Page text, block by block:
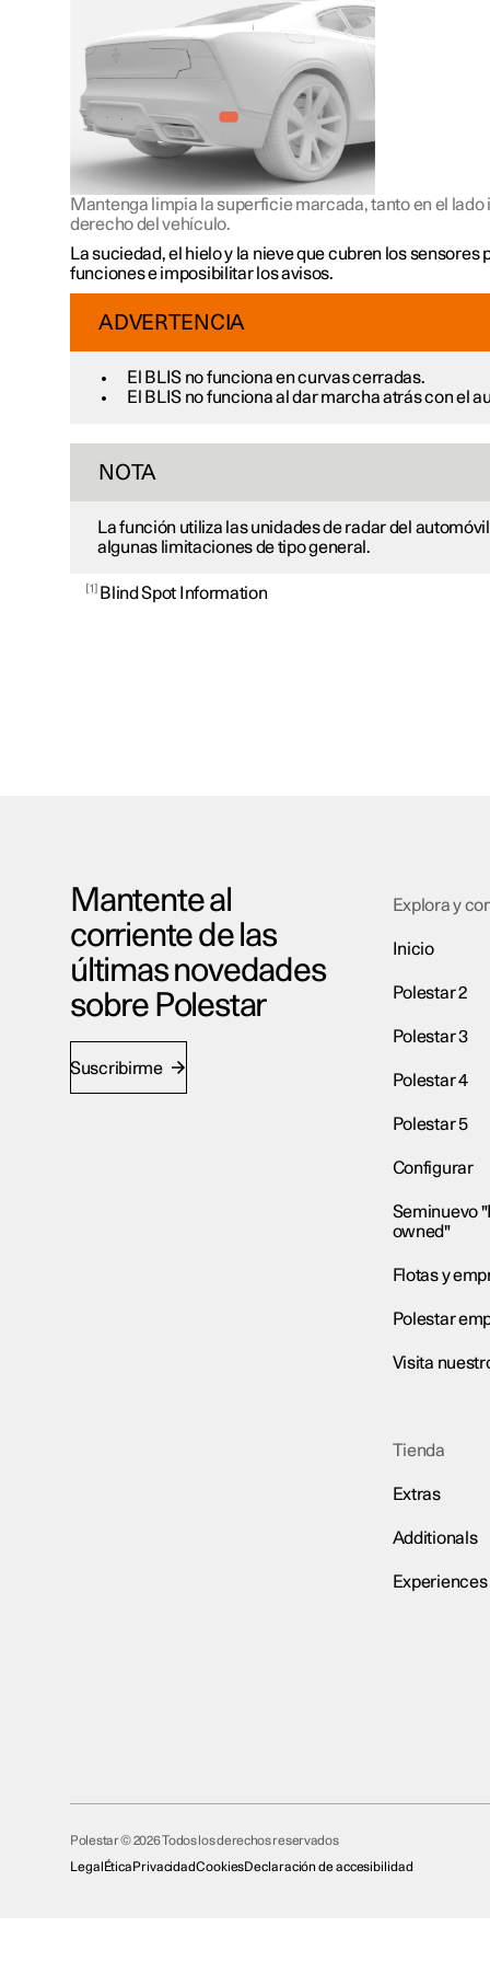
Mantenga limpia la superficie marcada, tanto en el lado
derecho del vehículo.
La suciedad, el hielo y la nieve que cubren los sensores
funciones e imposibilitar los avisos.
ADVERTENCIA
El BLIS no funciona en curvas cerradas.
El BLIS no funciona al dar marcha atrás con el
NOTA
La función utiliza las unidades de radar del
algunas limitaciones de tipo general.
1 Blind Spot Information
Mantente al
corriente de las
últimas novedades
sobre Polestar
Suscribirme
Explora y
Inicio
Polestar 2
Polestar 3
Polestar 4
Polestar 5
Configurar
Seminuevo
owned"
Flotas y
Polestar
Visita
Tienda
Extras
Additionals
Experiences
Polestar © 2026 Todos los derechos reservados
Legal Ética PrivacidadCookiesDeclaración de accesibilidad